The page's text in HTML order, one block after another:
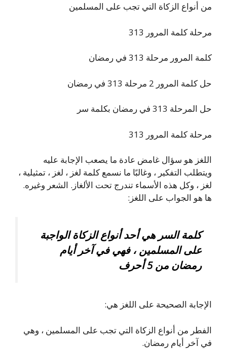
من أنواع الزكاة التي تجب على المسلمين
مرحلة كلمة المرور 313
كلمة المرور مرحلة 313 في رمضان
حل كلمة المرور 2 مرحلة 313 في رمضان
حل المرحلة 313 في رمضان بكلمة سر
مرحلة كلمة المرور 313
اللغز هو سؤال غامض عادة ما يصعب الإجابة عليه
ويتطلب التفكير ، وغالبًا ما نسمع كلمة لغز ، لغز ، تمثيلية ،
لغز ، وكل هذه الأسماء تندرج تحت الألغاز. الشعر وغيره.
ها هو الجواب على اللغز:
كلمة السر هي أحد أنواع الزكاة الواجبة
على المسلمين ، فهي في آخر أيام
رمضان من 5 أحرف
الإجابة الصحيحة على اللغز هي:
الفطر من أنواع الزكاة التي تجب على المسلمين ، وهي
في آخر أيام رمضان.